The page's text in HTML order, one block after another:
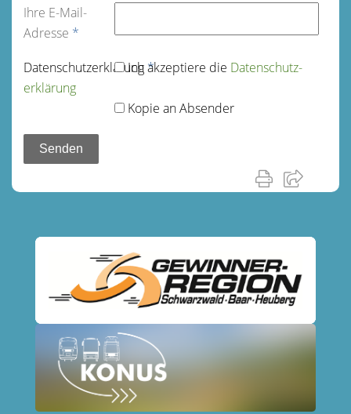
Ihre E-Mail-
Adresse *
Datenschutz­erklärung*
Ich akzeptiere die Datenschutz­
erklärung
Kopie an Absender